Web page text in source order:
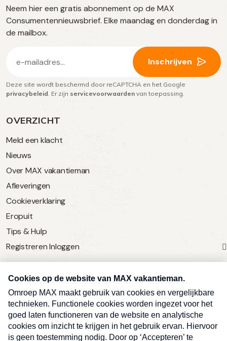
OVERZICHT
Meld een klacht
Nieuws
Over MAX vakantieman
Afleveringen
Cookieverklaring
Eropuit
Tips & Hulp
Registreren Inloggen
SERVICE
Over Omroep MAX
MAX Vandaag
MAX Meldpunt
social
media
Neem hier een gratis abonnement op de MAX
Consumentennieuwsbrief. Elke maandag en donderdag in
de mailbox.
mailadres
(Vereist)
Inschrijven
Deze site wordt beschermd door reCAPTCHA en het Google
privacybeleid . Er zijn servicevoorwaarden van toepassing.